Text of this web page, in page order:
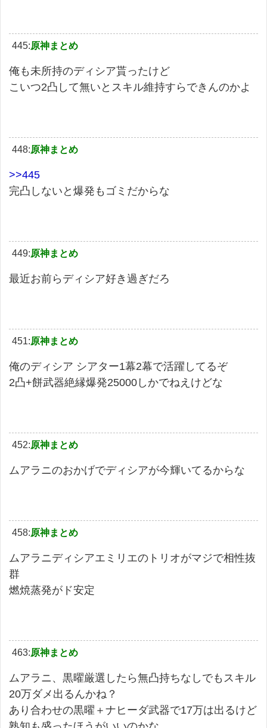
445:原神まとめ
俺も未所持のディシア貰ったけど
こいつ2凸して無いとスキル維持すらできんのかよ
448:原神まとめ
>>445
完凸しないと爆発もゴミだからな
449:原神まとめ
最近お前らディシア好き過ぎだろ
451:原神まとめ
俺のディシア シアター1幕2幕で活躍してるぞ
2凸+餅武器絶縁爆発25000しかでねえけどな
452:原神まとめ
ムアラニのおかげでディシアが今輝いてるからな
458:原神まとめ
ムアラニディシアエミリエのトリオがマジで相性抜
群
燃焼蒸発がド安定
463:原神まとめ
ムアラニ、黒曜厳選したら無凸持ちなしでもスキル
20万ダメ出るんかね？
あり合わせの黒曜＋ナヒーダ武器で17万は出るけど